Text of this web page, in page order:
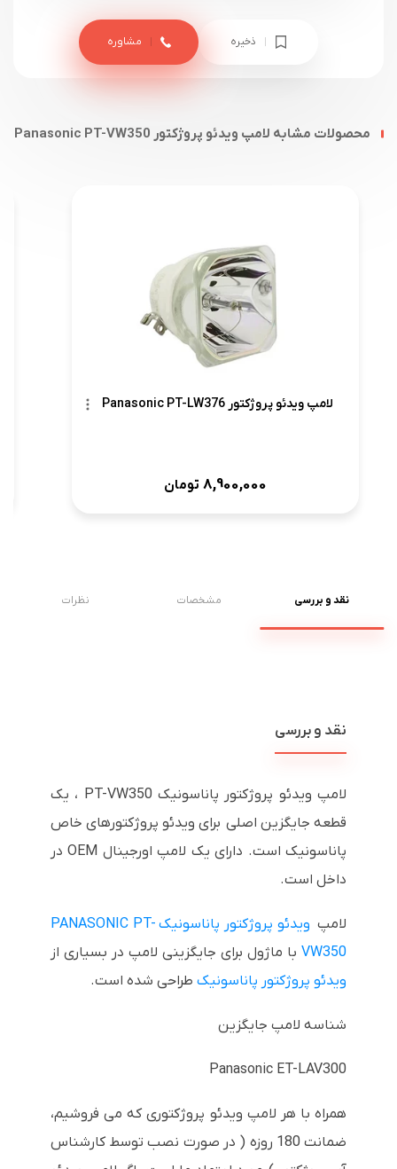
ذخیره مشاوره
محصولات مشابه لامپ ویدئو پروژکتور Panasonic PT-VW350
لامپ ویدئو پروژکتور Panasonic PT-LW376
8,900,000 تومان
نقد و بررسی مشخصات نظرات
نقد و بررسی
لامپ ویدئو پروژکتور پاناسونیک PT-VW350 ، یک
قطعه جایگزین اصلی برای ویدئو پروژکتورهای خاص
پاناسونیک است. دارای یک لامپ اورجینال OEM در
داخل است.
لامپ
ویدئو پروژکتور پاناسونیک PANASONIC PT-
VW350با ماژول برای جایگزینی لامپ در بسیاری از
ویدئو پروژکتور پاناسونیکطراحی شده است.
شناسه لامپ جایگزین
Panasonic ET-LAV300
همراه با هر لامپ ویدئو پروژکتوری که می فروشیم،
ضمانت 180 روزه ( در صورت نصب توسط کارشناس